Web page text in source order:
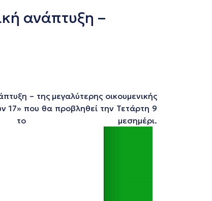
ανάπτυξη –
– της μεγαλύτερης οικουμενικής
17» που θα προβληθεί την Τετάρτη 9
μεσημέρι.